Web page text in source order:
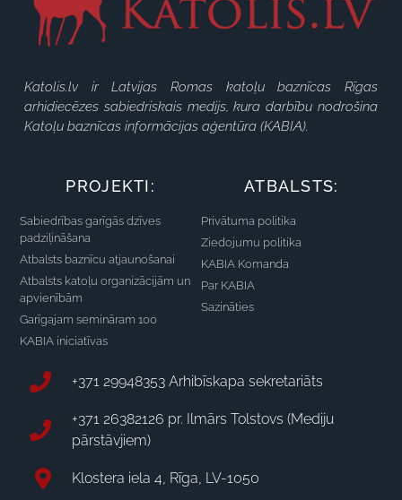
Katolis.lv ir Latvijas Romas katoļu baznīcas Rīgas
arhidiecēzes sabiedriskais medijs, kura darbību nodrošina
Katoļu baznīcas informācijas aģentūra (KABIA).
PROJEKTI:
Sabiedrības garīgās dzīves
padziļināšana
Atbalsts baznīcu atjaunošanai
Atbalsts katoļu organizācijām un
apvienībām
Garīgajam semināram 100
KABIA iniciatīvas
ATBALSTS:
Privātuma politika
Ziedojumu politika
KABIA Komanda
Par KABIA
Sazināties
+371 29948353 Arhibīskapa sekretariāts
+371 26382126 pr. Ilmārs Tolstovs (Mediju
pārstāvjiem)
Klostera iela 4, Rīga, LV-1050